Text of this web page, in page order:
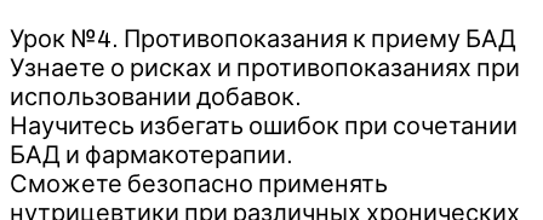
Урок №4. Противопоказания к приему БАД
Узнаете о рисках и противопоказаниях при
использовании добавок.
Научитесь избегать ошибок при сочетании
БАД и фармакотерапии.
Сможете безопасно применять
нутрицевтики при различных хронических